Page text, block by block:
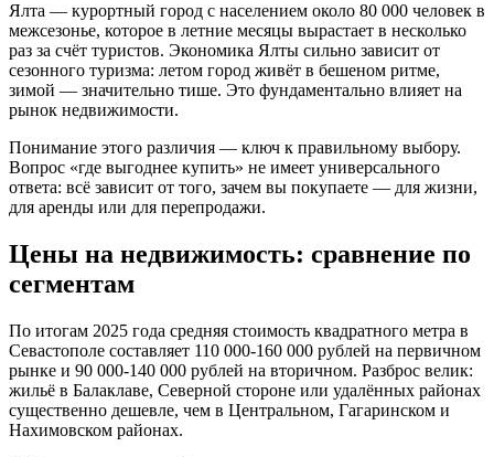
Ялта — курортный город с населением около 80 000 человек в
межсезонье, которое в летние месяцы вырастает в несколько
раз за счёт туристов. Экономика Ялты сильно зависит от
сезонного туризма: летом город живёт в бешеном ритме,
зимой — значительно тише. Это фундаментально влияет на
рынок недвижимости.
Понимание этого различия — ключ к правильному выбору.
Вопрос «где выгоднее купить» не имеет универсального
ответа: всё зависит от того, зачем вы покупаете — для жизни,
для аренды или для перепродажи.
Цены на недвижимость: сравнение по
сегментам
По итогам 2025 года средняя стоимость квадратного метра в
Севастополе составляет 110 000-160 000 рублей на первичном
рынке и 90 000-140 000 рублей на вторичном. Разброс велик:
жильё в Балаклаве, Северной стороне или удалённых районах
существенно дешевле, чем в Центральном, Гагаринском и
Нахимовском районах.